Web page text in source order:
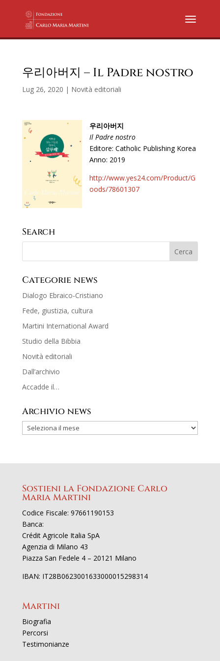
우리아버지 – Il Padre nostro
Lug 26, 2020 | Novità editoriali
우리아버지
Il Padre nostro
Editore: Catholic Publishing Korea
Anno: 2019
http://www.yes24.com/Product/G
oods/78601307
Search
Categorie news
Dialogo Ebraico-Cristiano
Fede, giustizia, cultura
Martini International Award
Studio della Bibbia
Novità editoriali
Dall’archivio
Accadde il…
Archivio news
Sostieni la Fondazione Carlo
Maria Martini
Codice Fiscale: 97661190153
Banca:
Crédit Agricole Italia SpA
Agenzia di Milano 43
Piazza San Fedele 4 – 20121 Milano
IBAN: IT28B0623001633000015298314
Martini
Biografia
Percorsi
Testimonianze